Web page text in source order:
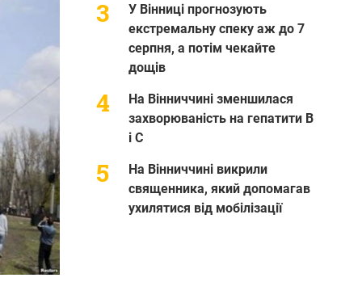
У Вінниці прогнозують
екстремальну спеку аж до 7
серпня, а потім чекайте
дощів
На Вінниччині зменшилася
захворюваність на гепатити В
і С
На Вінниччині викрили
священника, який допомагав
ухилятися від мобілізації